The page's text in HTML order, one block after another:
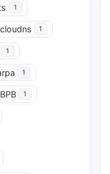
1
cloudns 1
1
1
BPB 1